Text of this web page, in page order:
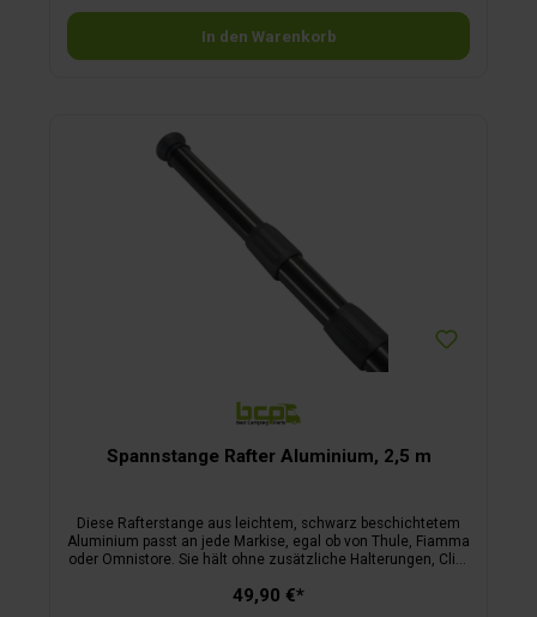
In den Warenkorb
Spannstange Rafter Aluminium, 2,5 m
Diese Rafterstange aus leichtem, schwarz beschichtetem
Aluminium passt an jede Markise, egal ob von Thule, Fiamma
oder Omnistore. Sie hält ohne zusätzliche Halterungen, Clips
Spannung des Markisentuchs. Die neue Generation ist mit
49,90 €*